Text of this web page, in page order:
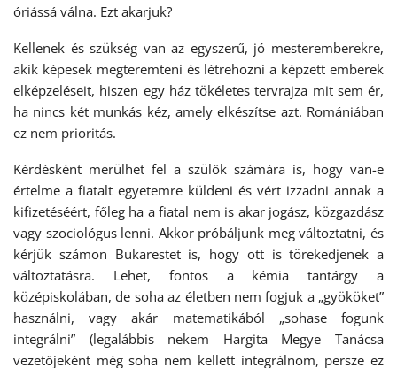
óriássá válna. Ezt akarjuk?
Kellenek és szükség van az egyszerű, jó mesteremberekre,
akik képesek megteremteni és létrehozni a képzett emberek
elképzeléseit, hiszen egy ház tökéletes tervrajza mit sem ér,
ha nincs két munkás kéz, amely elkészítse azt. Romániában
ez nem prioritás.
Kérdésként merülhet fel a szülők számára is, hogy van-e
értelme a fiatalt egyetemre küldeni és vért izzadni annak a
kifizetéséért, főleg ha a fiatal nem is akar jogász, közgazdász
vagy szociológus lenni. Akkor próbáljunk meg változtatni, és
kérjük számon Bukarestet is, hogy ott is törekedjenek a
változtatásra. Lehet, fontos a kémia tantárgy a
középiskolában, de soha az életben nem fogjuk a „gyököket”
használni, vagy akár matematikából „sohase fogunk
integrálni” (legalábbis nekem Hargita Megye Tanácsa
vezetőjeként még soha nem kellett integrálnom, persze ez